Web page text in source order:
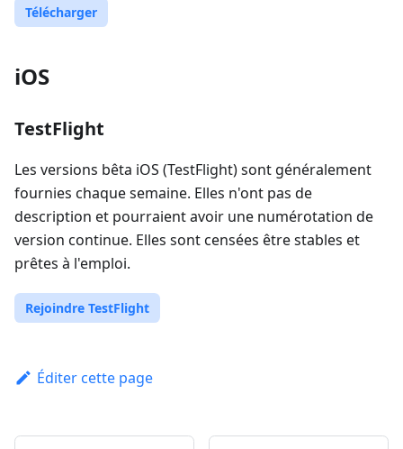
Télécharger
iOS
TestFlight
Les versions bêta iOS (TestFlight) sont généralement
fournies chaque semaine. Elles n'ont pas de
description et pourraient avoir une numérotation de
version continue. Elles sont censées être stables et
prêtes à l'emploi.
Rejoindre TestFlight
Éditer cette page